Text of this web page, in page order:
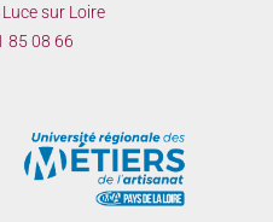
sur Loire
85 08 66